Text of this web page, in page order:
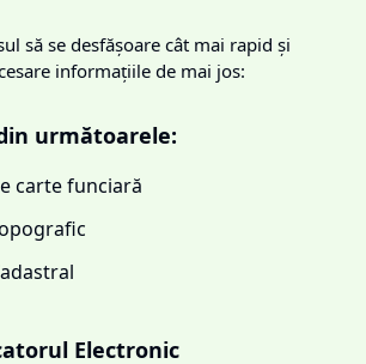
să se desfășoare cât mai rapid și
informațiile de mai jos:
următoarele:
carte funciară
Electronic